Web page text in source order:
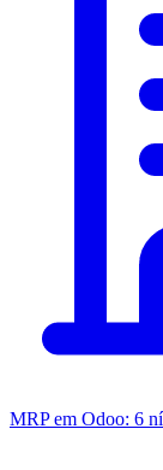
MRP em Odoo: 6